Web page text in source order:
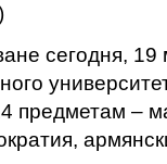
сегодня, 19
предметам –